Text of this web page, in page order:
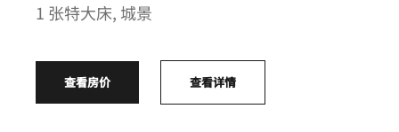
1 张特大床, 城景
查看房价 查看详情